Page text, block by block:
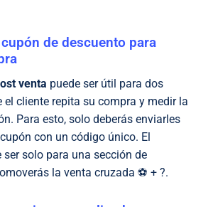
de descuento para
venta puede ser útil para dos
el cliente repita su compra y medir la
Para esto, solo deberás enviarles
con un código único. El
ser solo para una sección de
la venta cruzada ⚽ + ?.